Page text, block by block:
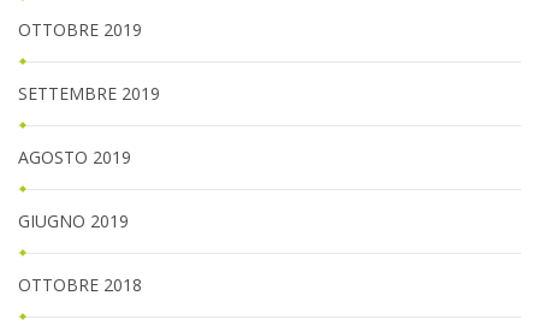
OTTOBRE 2019
SETTEMBRE 2019
AGOSTO 2019
GIUGNO 2019
OTTOBRE 2018